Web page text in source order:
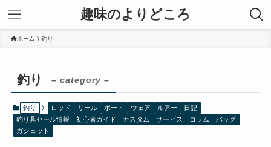
趣味のよりどころ
ホーム 釣り
釣り – category –
釣り ロッド リール ボート ウェア ルアー
日記
釣り具セール情報
初心者ガイド カスタム サービス コラム
バッグ
ガジェット